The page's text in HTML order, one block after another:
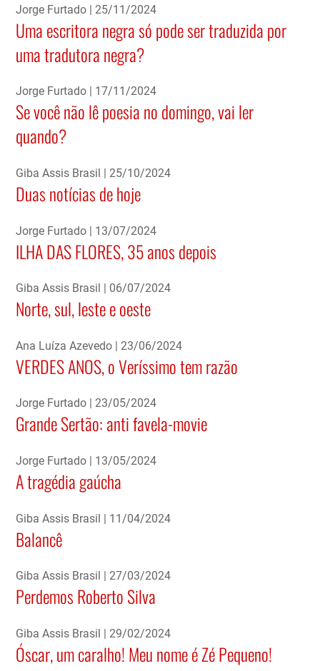
Jorge Furtado 25/11/2024
Uma escritora negra só pode ser traduzida por
uma tradutora negra?
Jorge Furtado 17/11/2024
Se você não lê poesia no domingo, vai ler
quando?
Giba Assis Brasil 25/10/2024
Duas notícias de hoje
Jorge Furtado 13/07/2024
ILHA DAS FLORES, 35 anos depois
Giba Assis Brasil 06/07/2024
Norte, sul, leste e oeste
Ana Luíza Azevedo 23/06/2024
VERDES ANOS, o Veríssimo tem razão
Jorge Furtado 23/05/2024
Grande Sertão: anti favela-movie
Jorge Furtado 13/05/2024
A tragédia gaúcha
Giba Assis Brasil 11/04/2024
Balancê
Giba Assis Brasil 27/03/2024
Perdemos Roberto Silva
Giba Assis Brasil 29/02/2024
Óscar, um caralho! Meu nome é Zé Pequeno!